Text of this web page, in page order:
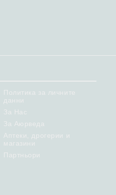
Политика за личните
данни
За Нас
За Аюрведа
Аптеки, дрогерии и
магазини
Партньори